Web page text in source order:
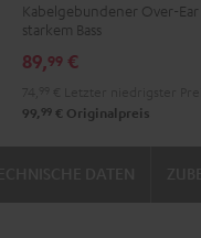
Kabelgebundener Over-
starkem Bass
89,99 €
99, 99 € Originalpreis